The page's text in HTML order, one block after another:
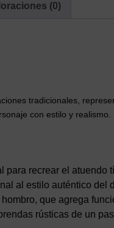
(0)
tradicionales,
con estilo y realismo.
para recrear el atuendo
al estilo auténtico del
que agrega
rústicas de un